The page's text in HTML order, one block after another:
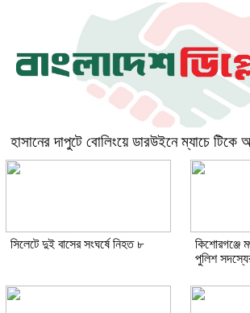
হাসানের দাপুটে বোলিংয়ে ডারউইনে ম্যাচে টিকে
সিলেটে দুই বাসের সংঘর্ষে নিহত ৮
কিশোরগঞ্জে
পুলিশ